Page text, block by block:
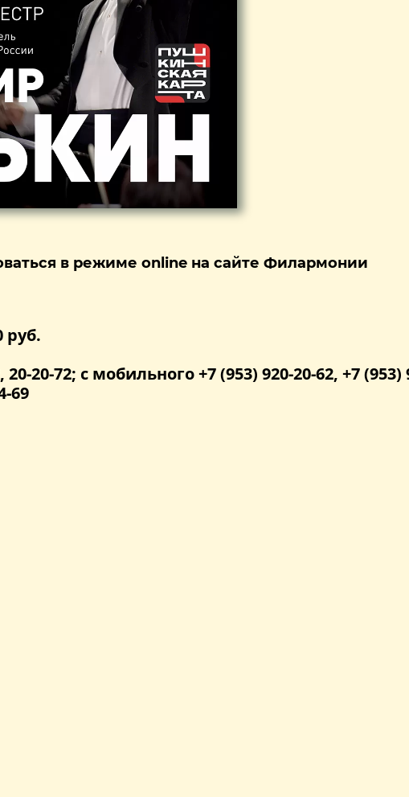
в режиме online на сайте Филармонии
руб.
20-72; с мобильного +7 (953) 920-20-62, +7 (953)
69